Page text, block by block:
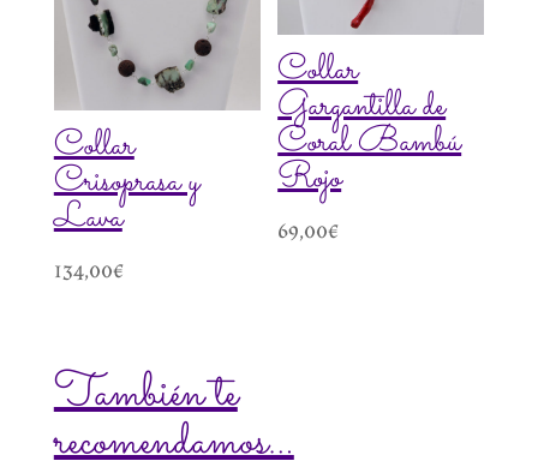
Collar
Crisoprasa y
Lava
134,00€
Collar
Gargantilla de
Coral Bambú
Rojo
69,00€
También te
recomendamos…